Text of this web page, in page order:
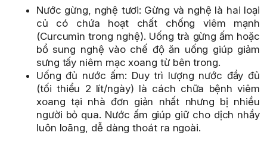
Nước gừng, nghệ tươi: Gừng và nghệ là hai loại
củ có chứa hoạt chất chống viêm mạnh
(Curcumin trong nghệ). Uống trà gừng ấm hoặc
bổ sung nghệ vào chế độ ăn uống giúp giảm
sưng tấy niêm mạc xoang từ bên trong.
Uống đủ nước ấm: Duy trì lượng nước đầy đủ
(tối thiểu 2 lít/ngày) là cách chữa bệnh viêm
xoang tại nhà đơn giản nhất nhưng bị nhiều
người bỏ qua. Nước ấm giúp giữ cho dịch nhầy
luôn loãng, dễ dàng thoát ra ngoài.